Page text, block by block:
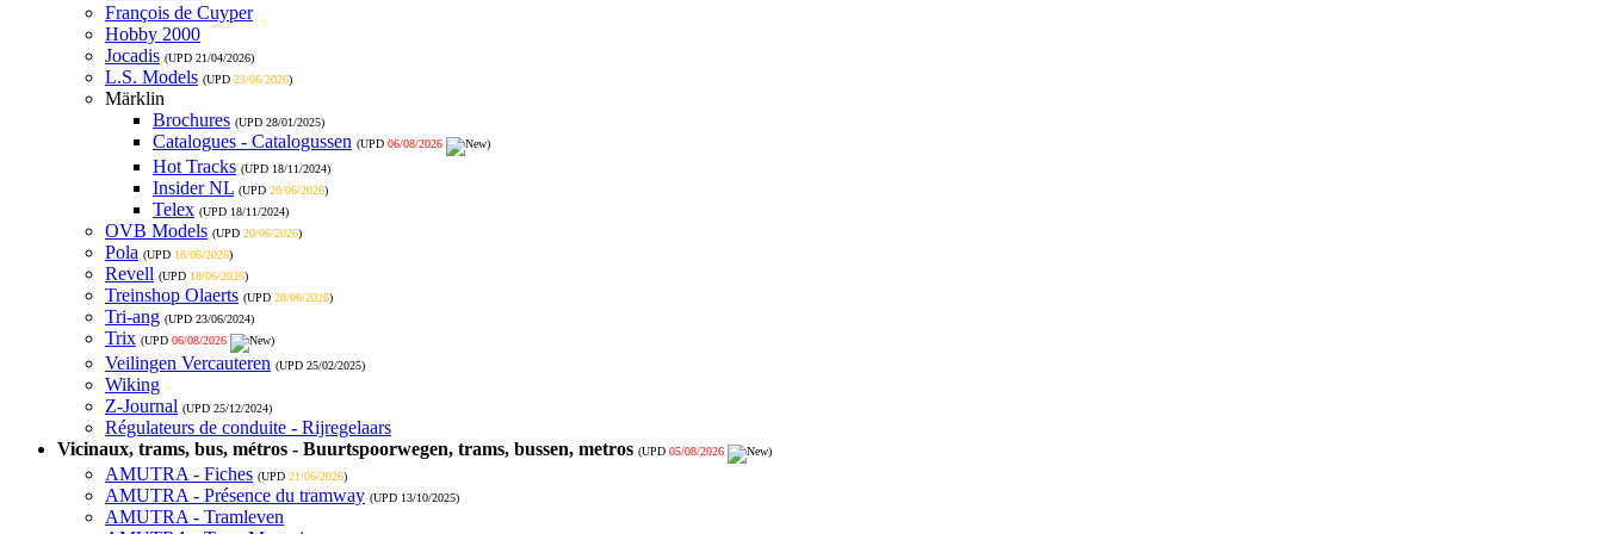
François de Cuyper
Hobby 2000
Jocadis (UPD 21/04/2026)
L.S. Models (UPD 23/06/2026)
Märklin
Brochures (UPD 28/01/2025)
Catalogues - Catalogussen (UPD 06/08/2026 )
Hot Tracks (UPD 18/11/2024)
Insider NL (UPD 20/06/2026)
Telex (UPD 18/11/2024)
OVB Models (UPD 20/06/2026)
Pola (UPD 18/06/2026)
Revell (UPD 18/06/2026)
Treinshop Olaerts (UPD 20/06/2026)
Tri-ang (UPD 23/06/2024)
Trix (UPD 06/08/2026 )
Veilingen Vercauteren (UPD 25/02/2025)
Wiking
Z-Journal (UPD 25/12/2024)
Régulateurs de conduite - Rijregelaars
Vicinaux, trams, bus, métros - Buurtspoorwegen, trams, bussen, metros (UPD 05/08/2026 )
AMUTRA - Fiches (UPD 21/06/2026)
AMUTRA - Présence du tramway (UPD 13/10/2025)
AMUTRA - Tramleven